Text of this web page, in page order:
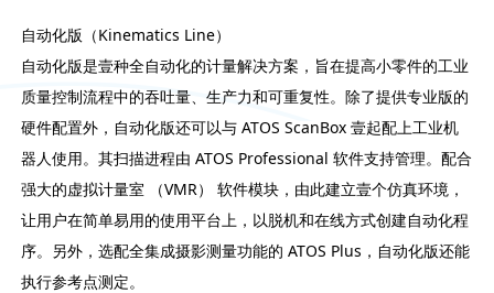
自动化版（Kinematics Line）
自动化版是壹种全自动化的计量解决方案，旨在提高小零件的工业
质量控制流程中的吞吐量、生产力和可重复性。除了提供专业版的
硬件配置外，自动化版还可以与 ATOS ScanBox 壹起配上工业机
器人使用。其扫描进程由 ATOS Professional 软件支持管理。配合
强大的虚拟计量室 （VMR） 软件模块，由此建立壹个仿真环境，
让用户在简单易用的使用平台上，以脱机和在线方式创建自动化程
序。另外，选配全集成摄影测量功能的 ATOS Plus，自动化版还能
执行参考点测定。